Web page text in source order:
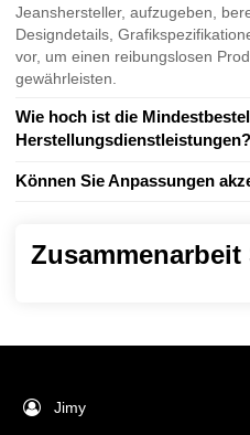
Jeanshersteller, aufzugeben,
Designdetails,
vor, um einen reibungslosen
gewährleisten.
Wie hoch ist die
Herstellungsdienstleistungen?
Können Sie Anpassungen
Zusammenarbeit
Jimy